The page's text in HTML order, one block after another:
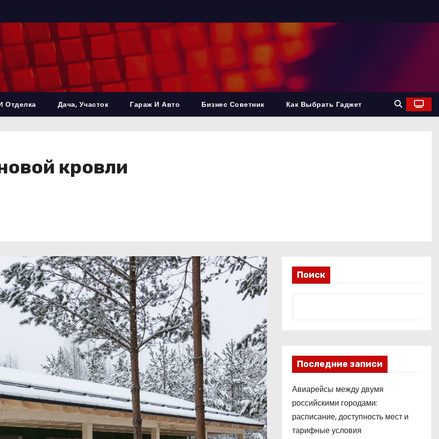
Отделка Дача, Участок Гараж И Авто Бизнес Советник Как Выбрать Гаджет
кровли
Поиск
Последние записи
Авиарейсы между двумя
российскими городами:
расписание, доступность мест и
тарифные условия